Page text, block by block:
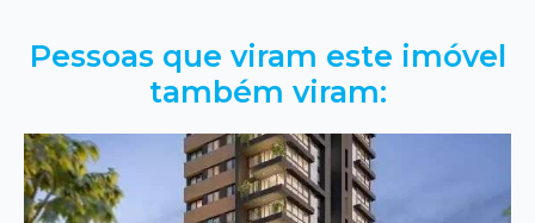
Pessoas que viram este imóvel
também viram: